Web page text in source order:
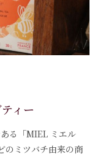
ィー
る「MIEL ミエル
のミツバチ由来の商